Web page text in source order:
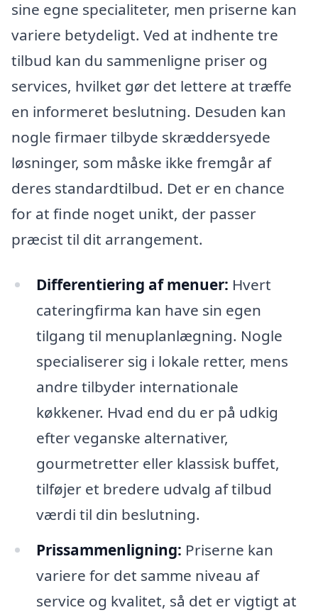
sine egne specialiteter, men priserne kan
variere betydeligt. Ved at indhente tre
tilbud kan du sammenligne priser og
services, hvilket gør det lettere at træffe
en informeret beslutning. Desuden kan
nogle firmaer tilbyde skræddersyede
løsninger, som måske ikke fremgår af
deres standardtilbud. Det er en chance
for at finde noget unikt, der passer
præcist til dit arrangement.
Differentiering af menuer: Hvert
cateringfirma kan have sin egen
tilgang til menuplanlægning. Nogle
specialiserer sig i lokale retter, mens
andre tilbyder internationale
køkkener. Hvad end du er på udkig
efter veganske alternativer,
gourmetretter eller klassisk buffet,
tilføjer et bredere udvalg af tilbud
værdi til din beslutning.
Prissammenligning: Priserne kan
variere for det samme niveau af
service og kvalitet, så det er vigtigt at